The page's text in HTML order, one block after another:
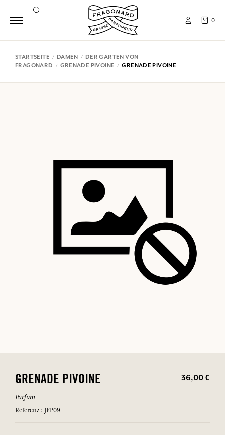
0
STARTSEITE DAMEN
DER GARTEN VON
FRAGONARD
GRENADE PIVOINE GRENADE PIVOINE
GRENADE PIVOINE 36,00 €
Parfum
Referenz : JFP09